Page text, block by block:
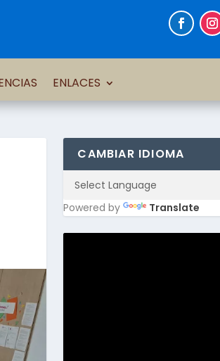
ENLACES
CAMBIAR IDIOMA
Powered by Translate